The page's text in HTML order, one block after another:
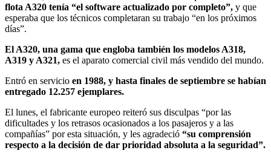
flota A320 tenía “el software actualizado por completo”, y que
esperaba que los técnicos completaran su trabajo “en los próximos
días”.
El A320, una gama que engloba también los modelos A318,
A319 y A321, es el aparato comercial civil más vendido del mundo.
Entró en servicio en 1988, y hasta finales de septiembre se habían
entregado 12.257 ejemplares.
El lunes, el fabricante europeo reiteró sus disculpas “por las
dificultades y los retrasos ocasionados a los pasajeros y a las
compañías” por esta situación, y les agradeció “su comprensión
respecto a la decisión de dar prioridad absoluta a la seguridad”.